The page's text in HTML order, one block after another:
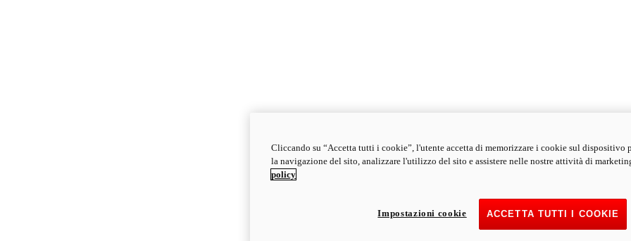
Cliccando su “Accetta tutti i cookie”, l'utente accetta di memorizzare i cookie sul dispositivo
la navigazione del sito, analizzare l'utilizzo del sito e assistere nelle nostre attività di
policy
ACCETTA TUTTI I COOKIE
Impostazioni cookie